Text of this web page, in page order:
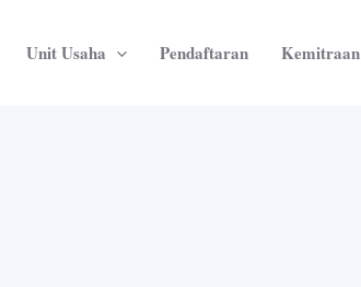
Unit Usaha Pendaftaran Kemitraan